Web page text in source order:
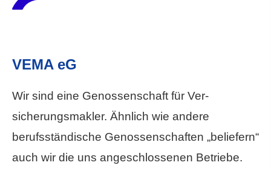
VEMA eG
Wir sind eine Genossenschaft für Ver­
sicherungs­makler. Ähnlich wie andere
berufsständische Genossenschaften „beliefern“
auch wir die uns angeschlossenen Betriebe.